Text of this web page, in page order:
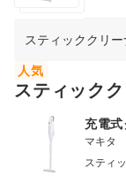
スティッククリ
人気
スティック
充電
マキタ
スティ